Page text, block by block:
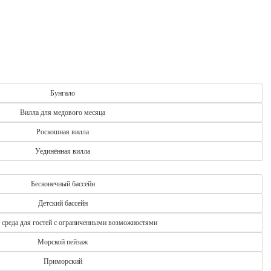
простой, удобной и полностью безопасной.
Бунгало
Вилла для медового месяца
Роскошная вилла
Уединённая вилла
Бесконечный бассейн
Детский бассейн
для гостей с ограниченными возможностями
Морской пейзаж
Приморский